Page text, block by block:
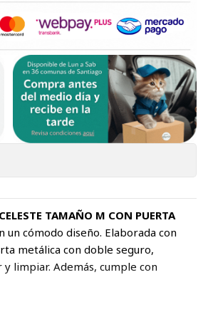
TAMAÑO M CON PUERTA
un cómodo diseño. Elaborada con
metálica con doble seguro,
limpiar. Además, cumple con